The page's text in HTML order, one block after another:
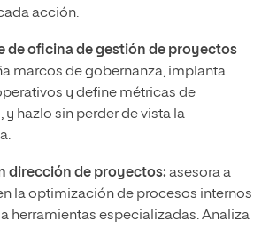
acción.
de oficina de gestión de proyectos
marcos de gobernanza, implanta
y define métricas de
y hazlo sin perder de vista la
dirección de proyectos: asesora a
la optimización de procesos internos
herramientas especializadas. Analiza